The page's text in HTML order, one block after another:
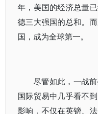
年，美国的经济总量
德三大强国的总和。
国，成为全球第一。
尽管如此，一战
国际贸易中几乎看不
影响，不仅在英镑、